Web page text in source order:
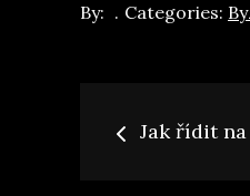
By:
Categories:
Jak řídit